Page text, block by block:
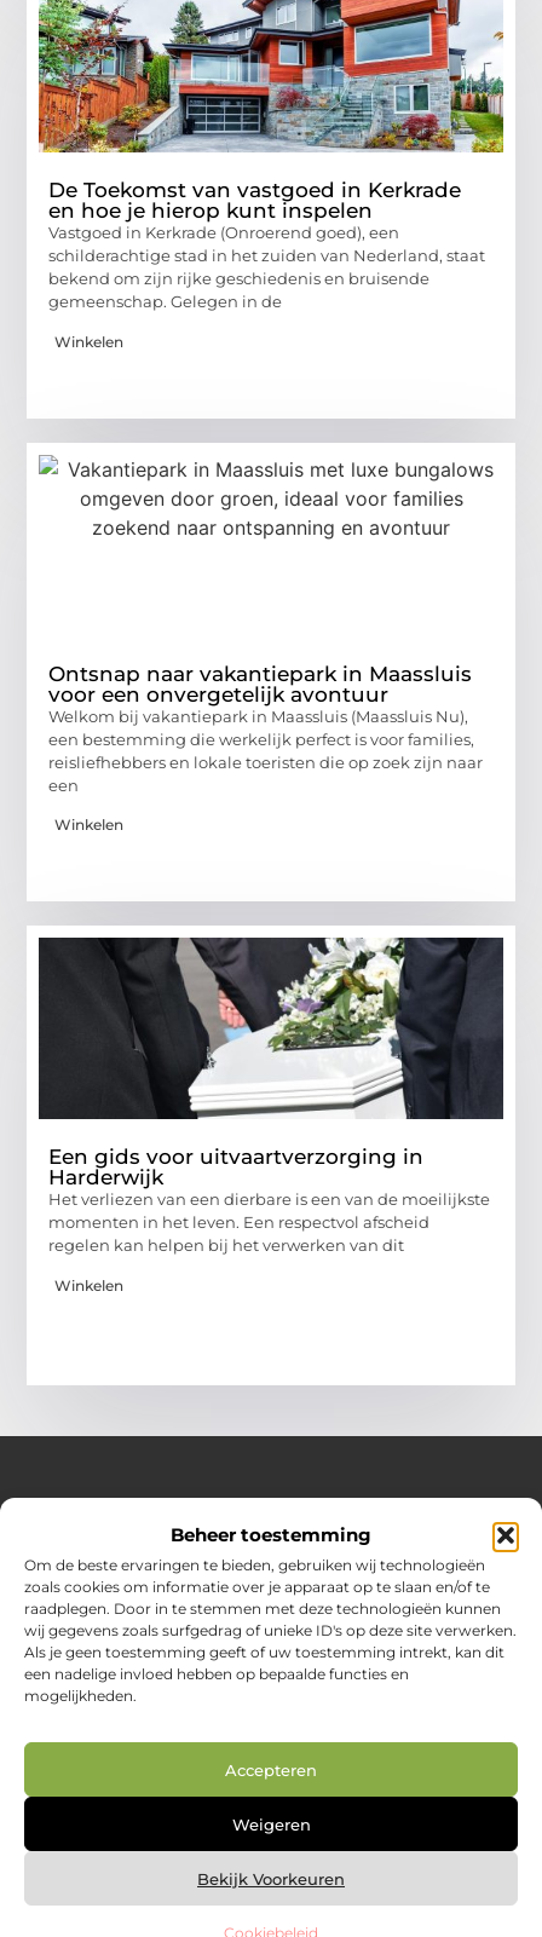
Beheer toestemming
Om de beste ervaringen te bieden, gebruiken wij technologieën
zoals cookies om informatie over je apparaat op te slaan en/of te
raadplegen. Door in te stemmen met deze technologieën kunnen
wij gegevens zoals surfgedrag of unieke ID's op deze site verwerken.
Als je geen toestemming geeft of uw toestemming intrekt, kan dit
een nadelige invloed hebben op bepaalde functies en
mogelijkheden.
Accepteren
Weigeren
Bekijk Voorkeuren
Cookiebeleid
De Toekomst van vastgoed in Kerkrade
en hoe je hierop kunt inspelen
Vastgoed in Kerkrade (Onroerend goed), een
schilderachtige stad in het zuiden van Nederland, staat
bekend om zijn rijke geschiedenis en bruisende
gemeenschap. Gelegen in de
Winkelen
Ontsnap naar vakantiepark in Maassluis
voor een onvergetelijk avontuur
Welkom bij vakantiepark in Maassluis (Maassluis Nu),
een bestemming die werkelijk perfect is voor families,
reisliefhebbers en lokale toeristen die op zoek zijn naar
een
Winkelen
Een gids voor uitvaartverzorging in
Harderwijk
Het verliezen van een dierbare is een van de moeilijkste
momenten in het leven. Een respectvol afscheid
regelen kan helpen bij het verwerken van dit
Winkelen
Over Huizenplan
Jouw gids voor wooninspiratie en praktische tips
Ontdek een uitgebreide verzameling blogs en artikelen
boordevol handige adviezen en verrassende inzichten om
jouw woondromen te realiseren. Van interieurideeën tot
slimme bespaartips – haal het beste uit jouw huis en
leefomgeving!